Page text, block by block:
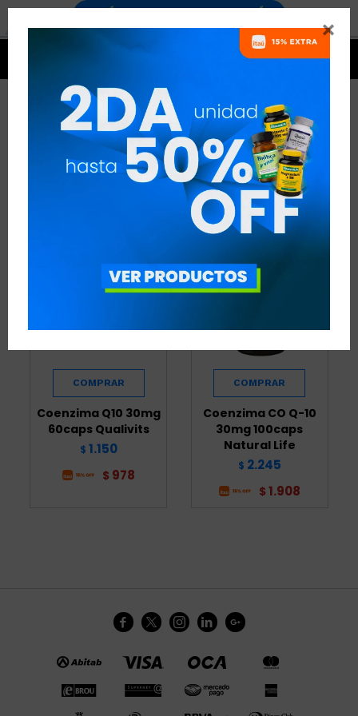

CO Q10 / UBIQUINOL
CO Q10 / UBIQUINOL QUITAR FILTROS
RECOMENDADOS
Coenzima Q10 30mg
60caps Qualivits
$ 1.150
$ 978
Coenzima CO Q-10
30mg 100caps
Natural Life
$ 2.245
$ 1.908
    